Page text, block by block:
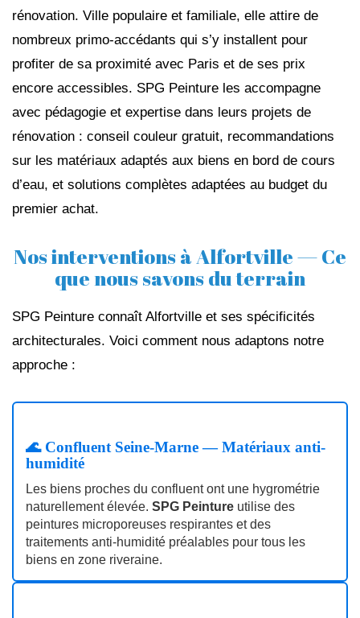
rénovation. Ville populaire et familiale, elle attire de
nombreux primo-accédants qui s’y installent pour
profiter de sa proximité avec Paris et de ses prix
encore accessibles. SPG Peinture les accompagne
avec pédagogie et expertise dans leurs projets de
rénovation : conseil couleur gratuit, recommandations
sur les matériaux adaptés aux biens en bord de cours
d’eau, et solutions complètes adaptées au budget du
premier achat.
Nos interventions à Alfortville — Ce
que nous savons du terrain
SPG Peinture connaît Alfortville et ses spécificités
architecturales. Voici comment nous adaptons notre
approche :
🌊 Confluent Seine-Marne — Matériaux anti-
humidité
Les biens proches du confluent ont une hygrométrie
naturellement élevée. SPG Peinture utilise des
peintures microporeuses respirantes et des
traitements anti-humidité préalables pour tous les
biens en zone riveraine.